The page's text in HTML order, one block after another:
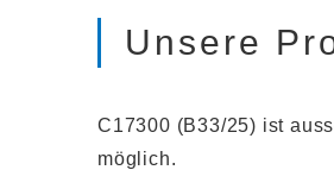
Unsere
C17300 (B33/25) ist
möglich.